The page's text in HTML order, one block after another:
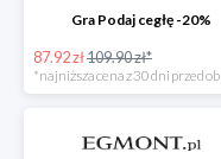
Gra Podaj cegłę -20%
87.92 zł109.90 zł*